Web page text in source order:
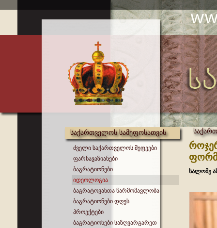
საქართველოს სამეფოსათვის
ძველი საქართველოს მეფეები
ფარნავაზიანები
ბაგრატიონები
იდეოლოგია
ბაგრატოვანთა წარმომავლობა
ბაგრატიონები დღეს
პროექტები
ბაგრატიონები საზღვარგარეთ
სალომე